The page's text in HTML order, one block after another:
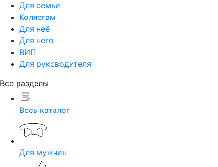
Для семьи
Коллегам
Для неё
Для него
ВИП
Для руководителя
Все разделы
Весь каталог
Для мужчин